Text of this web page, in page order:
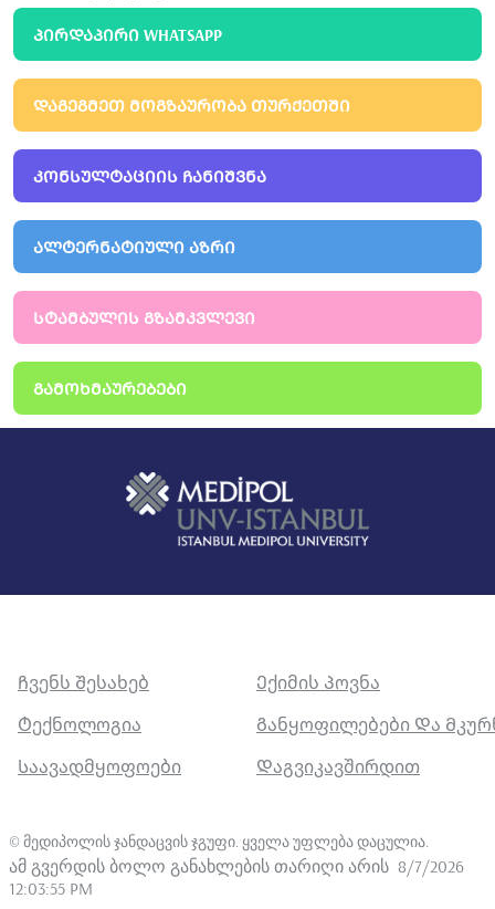
ᲞᲘᲠᲓᲐᲞᲘᲠᲘ WHATSAPP
ᲓᲐᲒᲔᲒᲛᲔᲗ ᲛᲝᲒᲖᲐᲣᲠᲝᲑᲐ ᲗᲣᲠᲥᲔᲗᲨᲘ
ᲙᲝᲜᲡᲣᲚᲢᲐᲪᲘᲘᲡ ᲩᲐᲜᲘᲨᲕᲜᲐ
ᲐᲚᲢᲔᲠᲜᲐᲢᲘᲣᲚᲘ ᲐᲖᲠᲘ
ᲡᲢᲐᲛᲑᲣᲚᲘᲡ ᲒᲖᲐᲛᲙᲕᲚᲔᲕᲘ
ᲒᲐᲛᲝᲮᲛᲐᲣᲠᲔᲑᲔᲑᲘ
Ჩვენს Შესახებ
Ექიმის Პოვნა
Ტექნოლოგია
Განყოფილებები Და
Საავადმყოფოები
Დაგვიკავშირდით
© მედიპოლის ჯანდაცვის ჯგუფი. ყველა უფლება დაცულია
ამ გვერდის ბოლო განახლების თარიღი არის 8/7/2026
12:03:55 PM